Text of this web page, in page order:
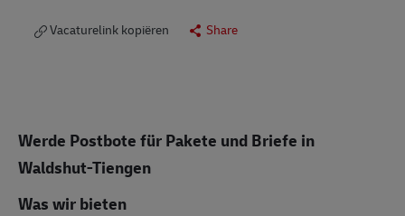
Vacaturelink kopiëren Share
Werde Postbote für Pakete und Briefe in
Waldshut-Tiengen
Was wir bieten